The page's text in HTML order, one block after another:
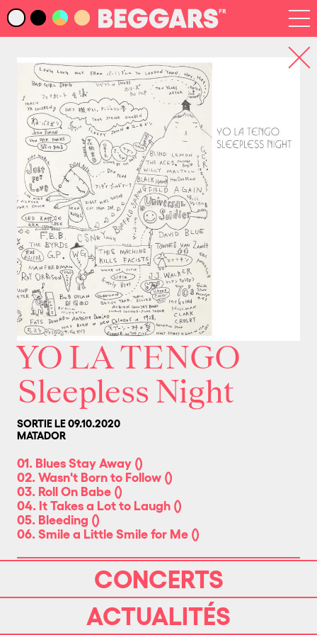
Index Artistes
Recherche
Newsletter
YO LA TENGO
Sleepless Night
SORTIE LE 09.10.2020
MATADOR
01. Blues Stay Away ()
02. Wasn't Born to Follow ()
03. Roll On Babe ()
04. It Takes a Lot to Laugh ()
05. Bleeding ()
06. Smile a Little Smile for Me ()
Après ‘We Have
Amnesia’, conçu et publié
CONCERTS
ACTUALITÉS